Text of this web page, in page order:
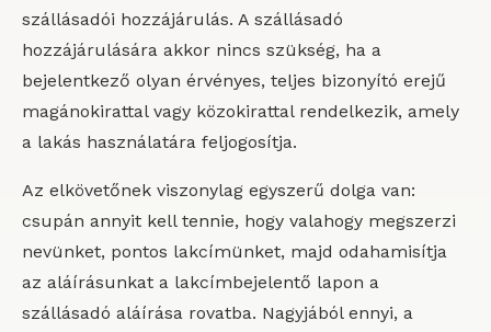
szállásadói hozzájárulás. A szállásadó
hozzájárulására akkor nincs szükség, ha a
bejelentkező olyan érvényes, teljes bizonyító erejű
magánokirattal vagy közokirattal rendelkezik, amely
a lakás használatára feljogosítja.
Az elkövetőnek viszonylag egyszerű dolga van:
csupán annyit kell tennie, hogy valahogy megszerzi
nevünket, pontos lakcímünket, majd odahamisítja
az aláírásunkat a lakcímbejelentő lapon a
szállásadó aláírása rovatba. Nagyjából ennyi, a